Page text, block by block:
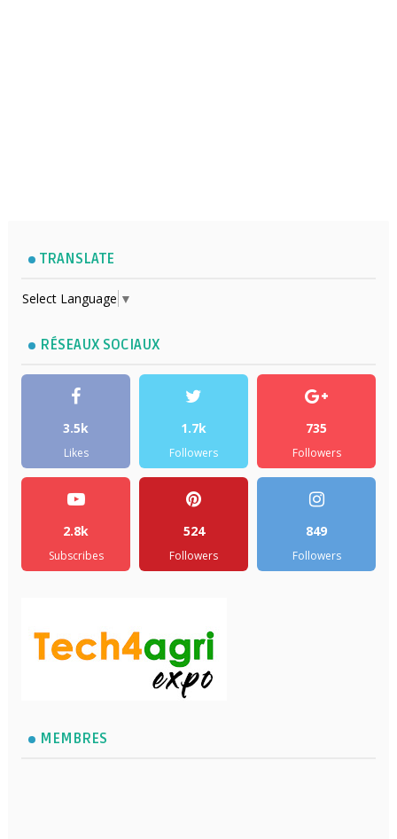
TRANSLATE
Select Language ▼
RÉSEAUX SOCIAUX
3.5k
Likes
1.7k
Followers
735
Followers
2.8k
Subscribes
524
Followers
849
Followers
MEMBRES